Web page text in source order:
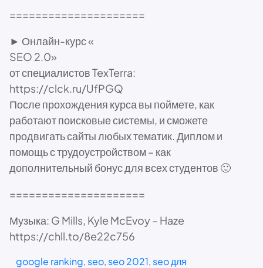
=====================
► Онлайн-курс «
SEO 2.0»
от специалистов TexTerra:
https://clck.ru/UfPGQ
После прохождения курса вы поймете, как
работают поисковые системы, и сможете
продвигать сайты любых тематик. Диплом и
помощь с трудоустройством – как
дополнительный бонус для всех студентов 🙂
=====================
Музыка: G Mills, Kyle McEvoy – Haze
https://chll.to/8e22c756
google ranking, seo, seo 2021, seo для